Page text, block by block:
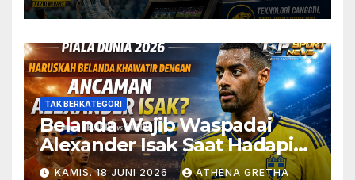
TAK BERKATEGORI
Belanda Wajib Waspadai
Alexander Isak Saat Hadapi
Swedia
KAMIS. 18 JUNI 2026 ATHENA GRETHA